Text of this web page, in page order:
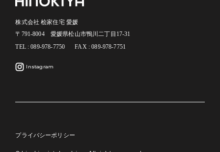
株式会社 桧家住宅 愛媛
〒791-8004 愛媛県松山市鴨川二丁目17-31
TEL : 089-978-7750
FAX : 089-978-7751
Instagram
プライバシーポリシー